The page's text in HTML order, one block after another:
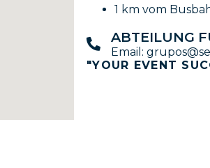
1 km vom
ABTEILUNG
Email:
"YOUR EVENT